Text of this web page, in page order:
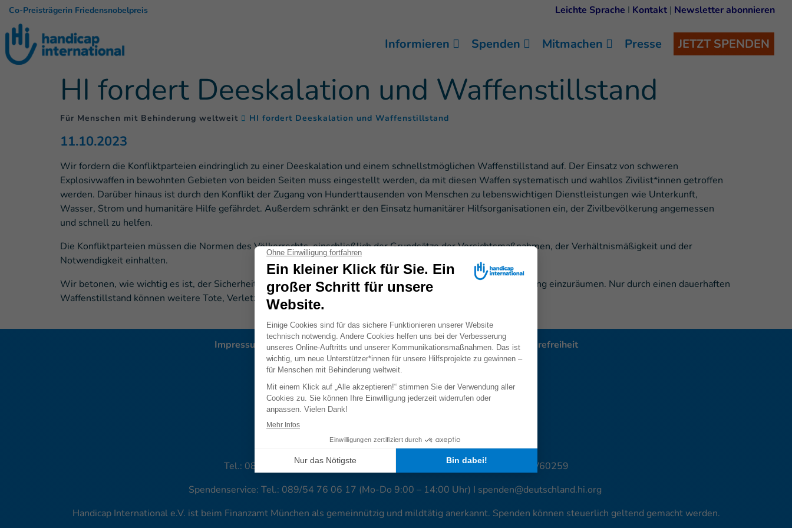
Co-Preisträgerin Friedensnobelpreis Leichte Sprache I Kontakt | Newsletter abonnieren
Informieren Spenden Mitmachen Presse JETZT SPENDEN
HI fordert Deeskalation und Waffenstillstand
Für Menschen mit Behinderung weltweit HI fordert Deeskalation und Waffenstillstand
11.10.2023
Wir fordern die Konfliktparteien eindringlich zu einer Deeskalation und einem schnellstmöglichen Waffenstillstand auf. Der Einsatz von schweren
Explosivwaffen in bewohnten Gebieten von beiden Seiten muss eingestellt werden, da mit diesen Waffen systematisch und wahllos Zivilist*innen getroffen
werden. Darüber hinaus ist durch den Konflikt der Zugang von Hunderttausenden von Menschen zu lebenswichtigen Dienstleistungen wie Unterkunft,
Wasser, Strom und humanitäre Hilfe gefährdet. Außerdem schränkt er den Einsatz humanitärer Hilfsorganisationen ein, der Zivilbevölkerung angemessen
und schnell zu helfen.
Die Konfliktparteien müssen die Normen des Völkerrechts, einschließlich der Grundsätze der Vorsichtsmaßnahmen, der Verhältnismäßigkeit und der
Notwendigkeit einhalten.
Wir betonen, wie wichtig es ist, der Sicherheit der Zivilbevölkerung und der zivilen Infrastruktur absoluten Vorrang einzuräumen. Nur durch einen dauerhaften
Waffenstillstand können weitere Tote, Verletzte und menschliches Leiden verhindert werden.
Impressum Presse Datenschutz Kontakt Leichte Sprache Barrierefreiheit
Unser Netzwerk
Handicap International e.V. | Lindwurmstr. 101 | 80337 München |
Tel.: 089/54 76 06 0 |info@deutschland.hi.org
| Steuernummer 143/216/60259
Spendenservice: Tel.: 089/54 76 06 17 (Mo-Do 9:00 – 14:00 Uhr) I spenden@deutschland.hi.org
Handicap International e.V. ist beim Finanzamt München als gemeinnützig und mildtätig anerkannt. Spenden können steuerlich geltend gemacht werden.